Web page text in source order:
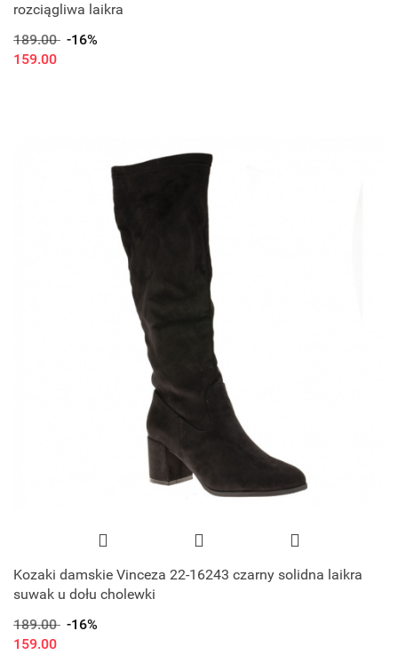
rozciągliwa laikra
189.00 -16%
159.00
Kozaki damskie Vinceza 22-16243 czarny solidna laikra
suwak u dołu cholewki
189.00 -16%
159.00